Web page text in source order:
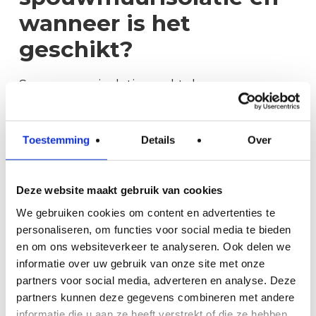
Toestemming Details Over
Deze website maakt gebruik van cookies
We gebruiken cookies om content en advertenties te
personaliseren, om functies voor social media te bieden
en om ons websiteverkeer te analyseren. Ook delen we
informatie over uw gebruik van onze site met onze
partners voor social media, adverteren en analyse. Deze
partners kunnen deze gegevens combineren met andere
wanneer is het
geschikt?
Spouwmuurisolatie werkt door
isolatiemateriaal in de spouw te blazen of
binnen- en buitenmuur van een woning.
voorkomt dat warmte via de gevel naar
buiten ontsnapt. Spouwmuurisolatie is
geschikt voor woningen met een
spouwmuur van minimaal 5 centimeter
breed die nog niet geïsoleerd is.
De meeste Nederlandse woningen die